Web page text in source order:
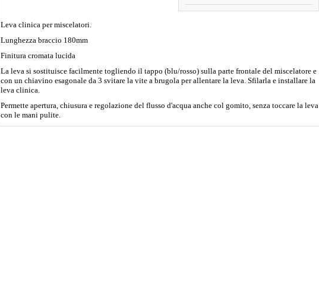
Leva clinica per miscelatori.
Lunghezza braccio 180mm
Finitura cromata lucida
La leva si sostituisce facilmente togliendo il tappo (blu/rosso) sulla parte frontale del miscelatore e
con un chiavino esagonale da 3 svitare la vite a brugola per allentare la leva. Sfilarla e installare la
leva clinica.
Permette apertura, chiusura e regolazione del flusso d'acqua anche col gomito, senza toccare la leva
con le mani pulite.